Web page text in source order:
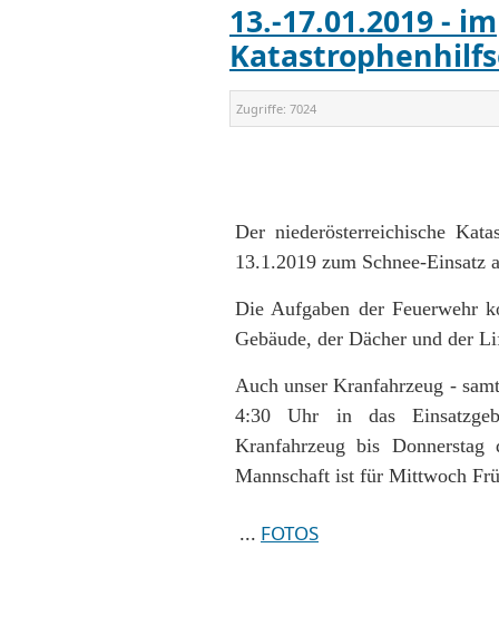
13.-17.01.2019 - im
Zugriffe: 7024
Der niederösterreichische
13.1.2019 zum Schnee-Einsatz
Die Aufgaben der Feuerwehr
Gebäude, der Dächer und der
Auch unser Kranfahrzeug -
4:30 Uhr in das
Kranfahrzeug bis
Mannschaft ist für Mittwoch
... FOTOS